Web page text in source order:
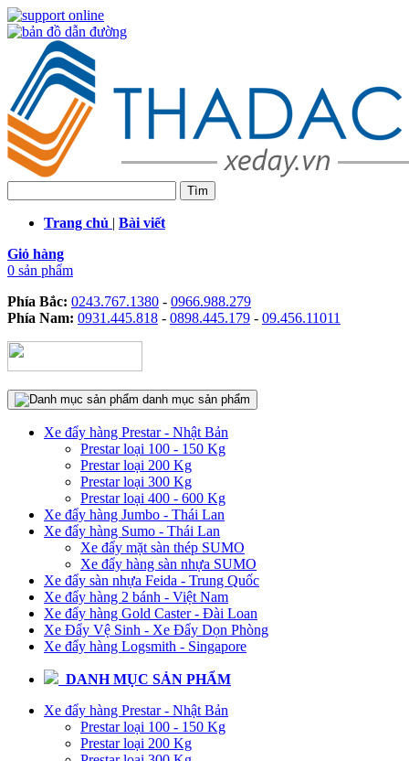
Trang chủ | Bài viết
Giỏ hàng
0 sản phẩm
Phía Bắc: 0243.767.1380 - 0966.988.279
Phía Nam: 0931.445.818 - 0898.445.179 - 09.456.11011
danh mục sản phẩm
Xe đẩy hàng Prestar - Nhật Bản
Prestar loại 100 - 150 Kg
Prestar loại 200 Kg
Prestar loại 300 Kg
Prestar loại 400 - 600 Kg
Xe đẩy hàng Jumbo - Thái Lan
Xe đẩy hàng Sumo - Thái Lan
Xe đẩy mặt sàn thép SUMO
Xe đẩy hàng sàn nhựa SUMO
Xe đẩy sàn nhựa Feida - Trung Quốc
Xe đẩy hàng 2 bánh - Việt Nam
Xe đẩy hàng Gold Caster - Đài Loan
Xe Đẩy Vệ Sinh - Xe Đẩy Dọn Phòng
Xe đẩy hàng Logsmith - Singapore
DANH MỤC SẢN PHẨM
Xe đẩy hàng Prestar - Nhật Bản
Prestar loại 100 - 150 Kg
Prestar loại 200 Kg